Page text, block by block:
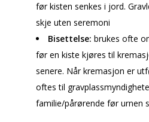
før kisten senkes i jord.
skje uten seremoni
Bisettelse: brukes ofte
før en kiste kjøres til
senere. Når kremasjon er
oftes til
familie/pårørende før urnen